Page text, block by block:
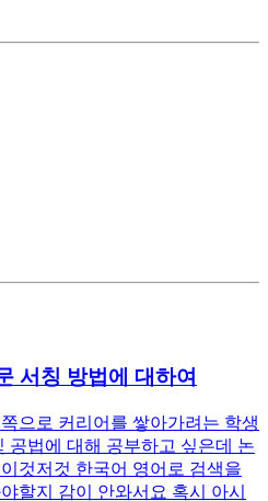
서칭 방법에 대하여
으로 커리어를 쌓아가려는 학생
공법에 대해 공부하고 싶은데 논
것저것 한국어 영어로 검색을
할지 감이 안와서요 혹시 아시